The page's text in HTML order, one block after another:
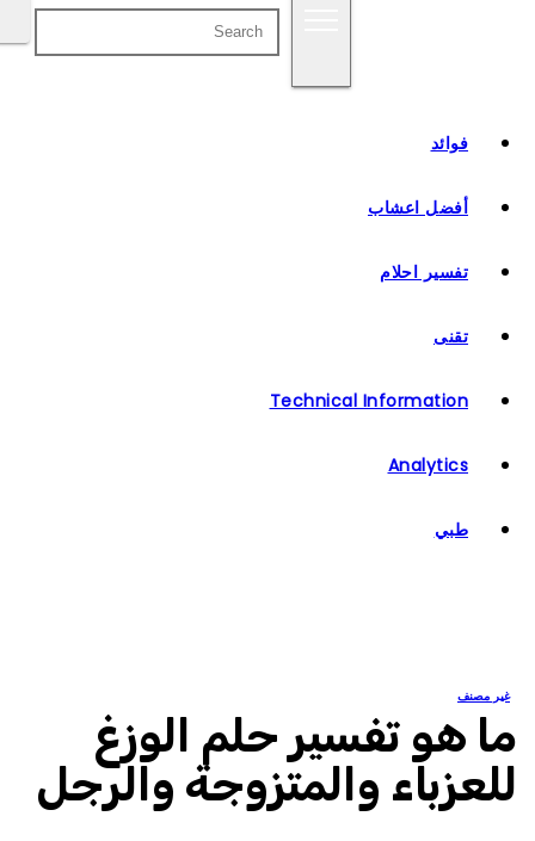
فوائد
أفضل اعشاب
تفسير احلام
تقنى
Technical Information
Analytics
طبي
مصنف
هو تفسير حلم الوزغ
والمتزوجة والرجل